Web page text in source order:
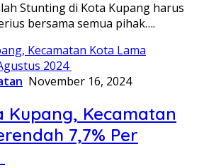
Stunting di Kota Kupang harus
bersama semua pihak….
November 16, 2024
Kupang, Kecamatan
7,7% Per